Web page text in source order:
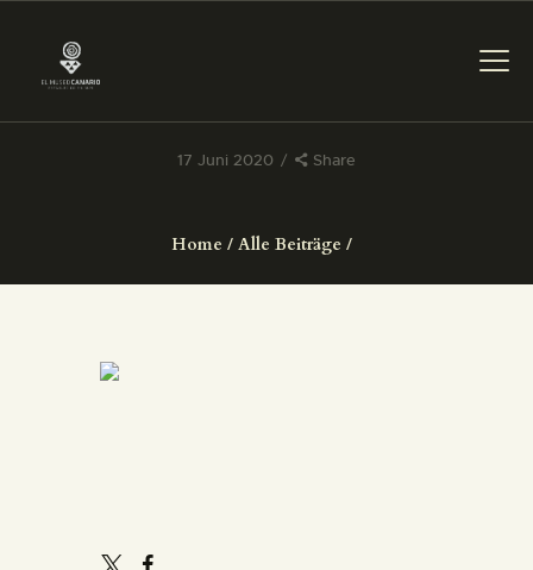
17 Juni 2020 Share
Home Alle Beiträge
DIENSTLEISTUNGEN